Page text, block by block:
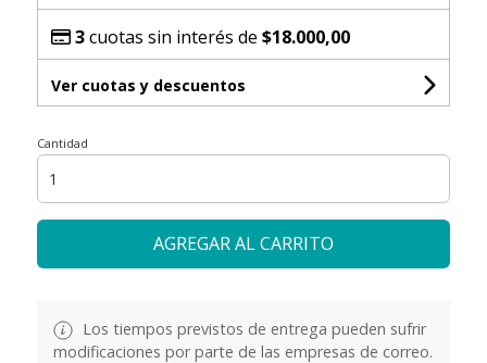
3cuotas sin interés de $18.000,00
Ver cuotas y descuentos
Cantidad
AGREGAR AL CARRITO
Los tiempos previstos de entrega pueden sufrir
modificaciones por parte de las empresas de correo.